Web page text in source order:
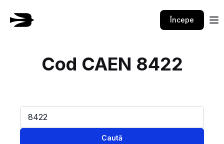
Începe
Cod CAEN 8422
Caută